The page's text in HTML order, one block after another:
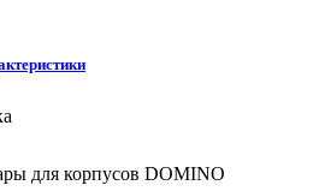
для корпусов DOMINO